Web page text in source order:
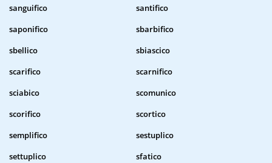
sanguifico
santifico
saponifico
sbarbifico
sbellico
sbiascico
scarifico
scarnifico
sciabico
scomunico
scorifico
scortico
semplifico
sestuplico
settuplico
sfatico